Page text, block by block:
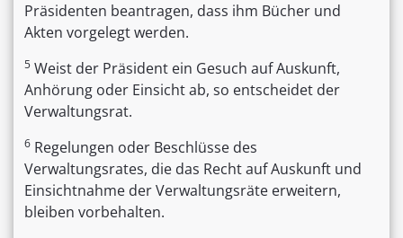
Präsidenten beantragen, dass ihm Bücher und
Akten vorgelegt werden.
5 Weist der Präsident ein Gesuch auf Auskunft,
Anhörung oder Einsicht ab, so entscheidet der
Verwaltungsrat.
6 Regelungen oder Beschlüsse des
Verwaltungsrates, die das Recht auf Auskunft und
Einsichtnahme der Verwaltungsräte erweitern,
bleiben vorbehalten.